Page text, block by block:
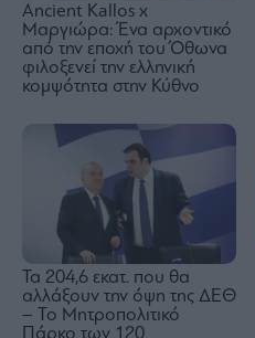
Ancient Kallos x
Μαργιώρα: Ένα αρχοντικό
από την εποχή του Όθωνα
φιλοξενεί την ελληνική
κομψότητα στην Κύθνο
Τα 204,6 εκατ. που θα
αλλάξουν την όψη της ΔΕΘ
– Το Μητροπολιτικό